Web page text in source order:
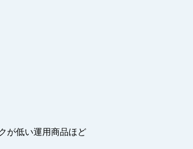
が低い運用商品ほど